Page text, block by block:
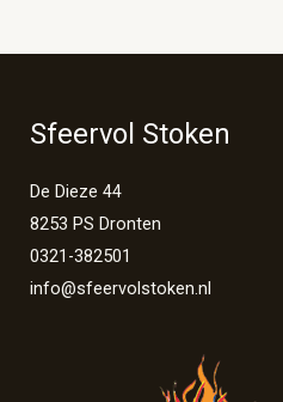
Sfeervol Stoken
De Dieze 44
8253 PS Dronten
0321-382501
info@sfeervolstoken.nl